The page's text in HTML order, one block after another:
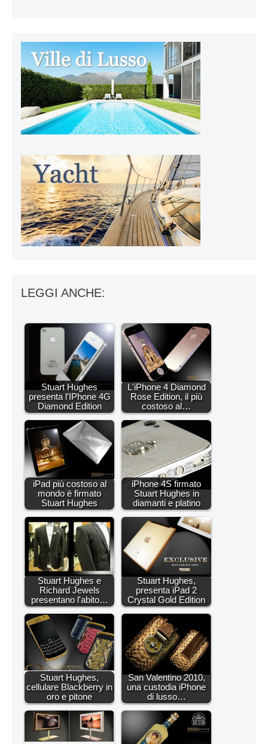
LEGGI ANCHE:
Stuart Hughes
presenta l'IPhone 4G
Diamond Edition
L'iPhone 4 Diamond
Rose Edition, il più
costoso al…
iPad più costoso al
mondo è firmato
Stuart Hughes
iPhone 4S firmato
Stuart Hughes in
diamanti e platino
Stuart Hughes e
Richard Jewels
presentano l'abito…
Stuart Hughes,
presenta iPad 2
Crystal Gold Edition
Stuart Hughes,
cellulare Blackberry in
oro e pitone
San Valentino 2010,
una custodia iPhone
di lusso…